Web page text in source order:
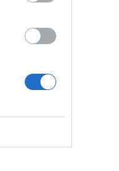
CITYGEN.GR
Επιμελητήριο
Δικτύου Γαλάζιας